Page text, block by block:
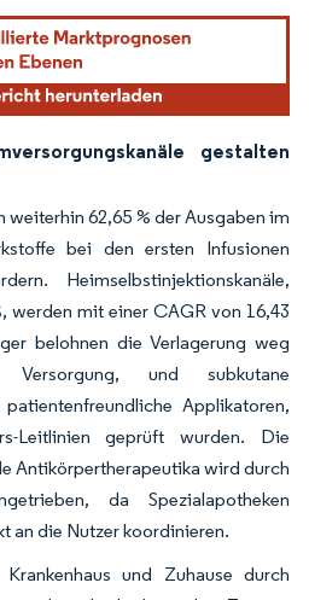
gestalten
weiterhin 62,65 % der Ausgaben im
bei den ersten Infusionen
Heimselbstinjektionskanäle,
werden mit einer CAGR von 16,43
belohnen die Verlagerung weg
und subkutane
Applikatoren,
Leitlinien geprüft wurden. Die
Antikörpertherapeutika wird durch
da Spezialapotheken
an die Nutzer koordinieren.
Krankenhaus und Zuhause durch